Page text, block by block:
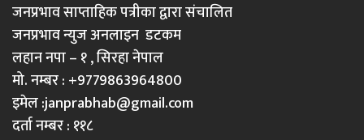
जनप्रभाव साप्ताहिक पत्रीका द्वारा संचालित
जनप्रभाव न्युज अनलाइन डटकम
लहान नपा – १ , सिरहा नेपाल
मो. नम्बर : +9779863964800
इमेल :janprabhab@gmail.com
दर्ता नम्बर : ११८